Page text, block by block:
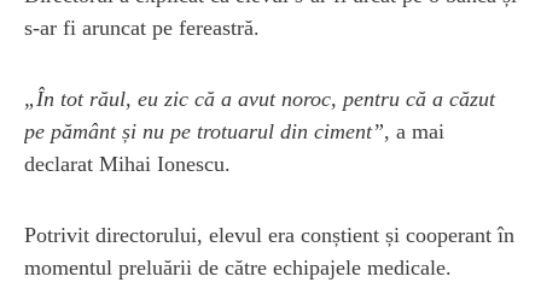
s-ar fi aruncat pe fereastră.
„În tot răul, eu zic că a avut noroc, pentru că a căzut
pe pământ și nu pe trotuarul din ciment”, a mai
declarat Mihai Ionescu.
Potrivit directorului, elevul era conștient și cooperant în
momentul preluării de către echipajele medicale.